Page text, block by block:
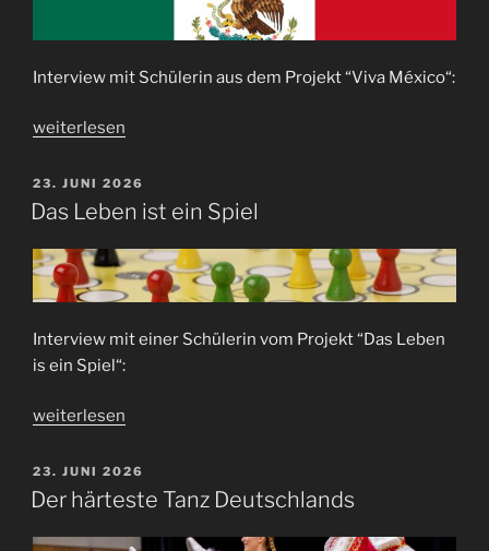
Interview mit Schülerin aus dem Projekt “Viva México“:
„Viva
weiterlesen
VERÖFFENTLICHT
AM
23. JUNI 2026
Das Leben ist ein Spiel
Interview mit einer Schülerin vom Projekt “Das Leben
is ein Spiel“:
„Das
ist
ein
weiterlesen
VERÖFFENTLICHT
AM
23. JUNI 2026
Der härteste Tanz Deutschlands